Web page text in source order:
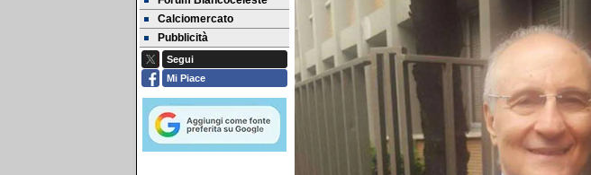
Calciomercato
Pubblicità
Segui
Mi Piace